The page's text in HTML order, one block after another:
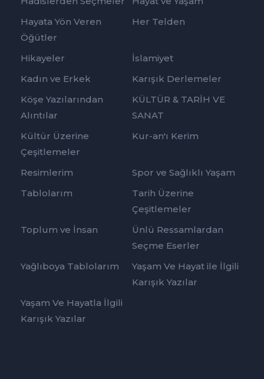
Hayata Yön Veren
Öğütler
Her Telden
Hikayeler
İslamiyet
Kadın ve Erkek
Karışık Derlemeler
Köşe Yazılarından
Alıntılar
KÜLTÜR & TARİH VE
SANAT
Kültür Üzerine
Çeşitlemeler
Kur-an'ı Kerim
Resimlerim
Spor ve Sağlıklı Yaşam
Tablolarım
Tarih Üzerine
Çeşitlemeler
Toplum ve İnsan
Ünlü Ressamlardan
Seçme Eserler
Yağlıboya Tablolarım
Yaşam Ve Hayat ile İlgili
Karışık Yazılar
Yaşam Ve Hayatla İlgili
Karışık Yazılar